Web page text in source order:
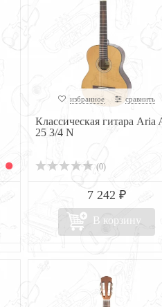
избранное сравнить
Классическая гитара Aria
25 3/4 N
(0)
7 242 ₽
В корзину